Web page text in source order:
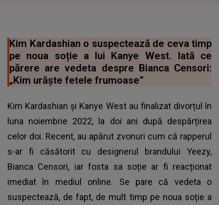
Kim Kardashian o suspectează de ceva timp
pe noua soție a lui Kanye West. Iată ce
părere are vedeta despre Bianca Censori:
„Kim urăște fetele frumoase”
Kim Kardashian și Kanye West au finalizat divorțul în
luna noiembrie 2022, la doi ani după despărțirea
celor doi. Recent, au apărut zvonuri cum că rapperul
s-ar fi căsătorit cu designerul brandului Yeezy,
Bianca Censori, iar fosta sa soție ar fi reacționat
imediat în mediul online. Se pare că vedeta o
suspectează, de fapt, de mult timp pe noua soție a